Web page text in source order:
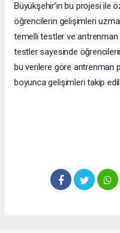
Büyükşehir’in bu projesi ile
öğrencilerin gelişimleri
temelli testler ve antrenman
testler sayesinde
bu verilere göre antrenman
boyunca gelişimleri takip